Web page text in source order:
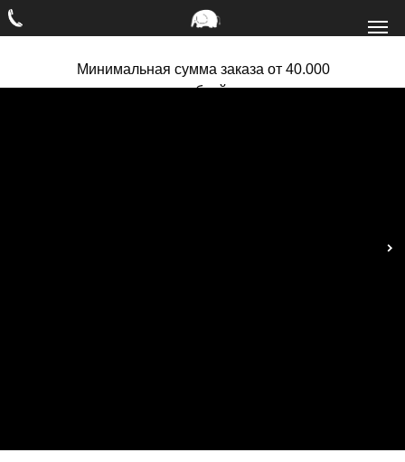
Минимальная сумма заказа от 40.000
рублей